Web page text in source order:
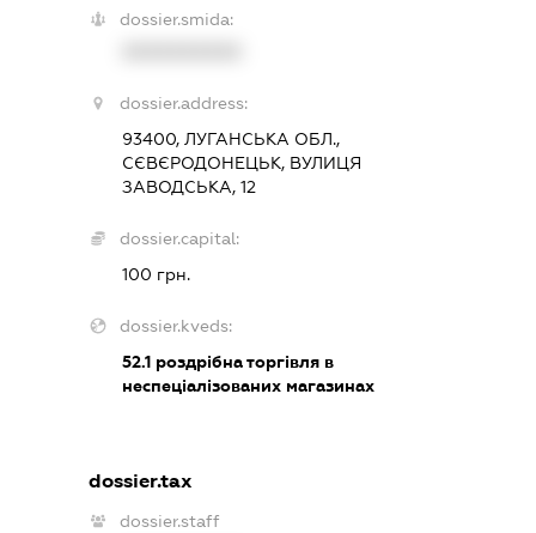
dossier.smida:
dossier.address:
93400, ЛУГАНСЬКА ОБЛ.,
СЄВЄРОДОНЕЦЬК, ВУЛИЦЯ
ЗАВОДСЬКА, 12
dossier.capital:
100 грн.
dossier.kveds:
52.1 роздрібна торгівля в
неспеціалізованих магазинах
dossier.tax
dossier.staff